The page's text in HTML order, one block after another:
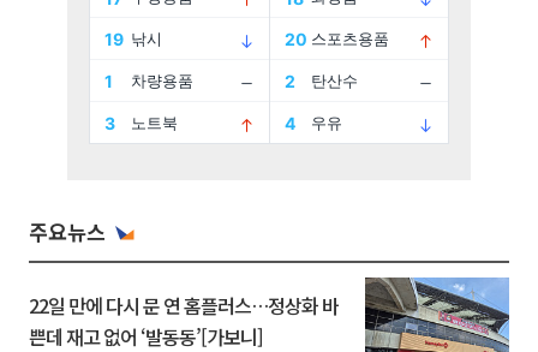
주요뉴스
22일 만에 다시 문 연 홈플러스…정상화 바
쁜데 재고 없어 ‘발동동’[가보니]